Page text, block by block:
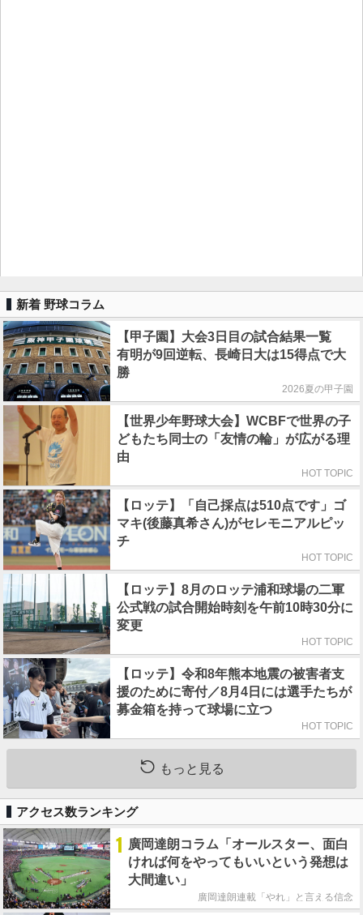
新着 野球コラム
【甲子園】大会3日目の試合結果一覧
有明が9回逆転、長崎日大は15得点で大
勝
2026夏の甲子園
【世界少年野球大会】WCBFで世界の子
どもたち同士の「友情の輪」が広がる理
由
HOT TOPIC
【ロッテ】「自己採点は510点です」ゴ
マキ(後藤真希さん)がセレモニアルピッ
チ
HOT TOPIC
【ロッテ】8月のロッテ浦和球場の二軍
公式戦の試合開始時刻を午前10時30分に
変更
HOT TOPIC
【ロッテ】令和8年熊本地震の被害者支
援のために寄付／8月4日には選手たちが
募金箱を持って球場に立つ
HOT TOPIC
もっと見る
アクセス数ランキング
1 廣岡達朗コラム「オールスター、面白
ければ何をやってもいいという発想は
大間違い」
廣岡達朗連載「やれ」と言える信念